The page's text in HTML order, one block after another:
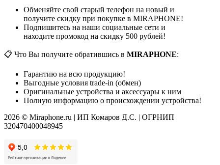
Обменяйте свой старый телефон на новый и
получите скидку при покупке в MIRAPHONE!
Подпишитесь на наши социальные сети и
находите промокод на скидку 500 рублей!
📋 Что Вы получите обратившись в MIRAPHONE:
Гарантию на всю продукцию!
Выгодные условия trade-in (обмен)
Оригинальные устройства и аксессуары к ним
Полную информацию о происхождении устройства!
2026 © Miraphone.ru | ИП Комаров Д.С. | ОГРНИП
320470400048945